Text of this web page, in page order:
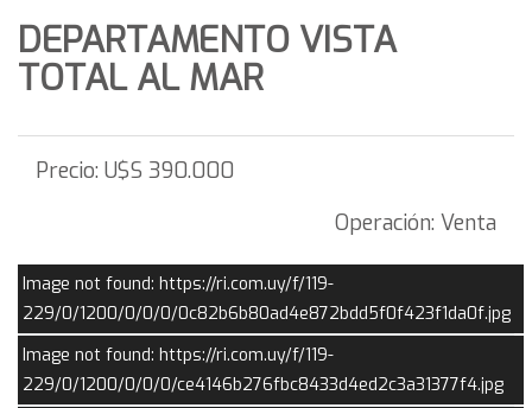
DEPARTAMENTO VISTA
TOTAL AL MAR
Precio: U$S 390.000
Operación: Venta
Image not found: https://ri.com.uy/f/119-
229/0/1200/0/0/0/0c82b6b80ad4e872bdd5f0f423f1da0f.jpg
Image not found: https://ri.com.uy/f/119-
229/0/1200/0/0/0/ce4146b276fbc8433d4ed2c3a31377f4.jpg